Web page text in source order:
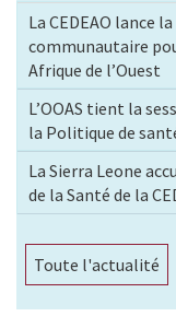
La CEDEAO lance
communautaire
Afrique de l’Ouest
L’OOAS tient la
la Politique de
La Sierra Leone
de la Santé de la
Toute l'actualité